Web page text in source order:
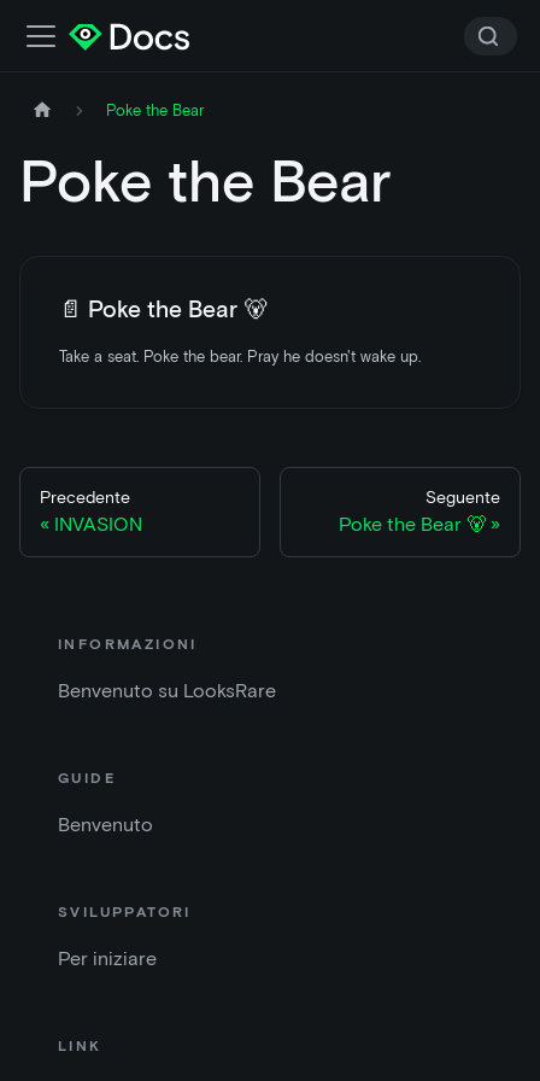
Poke the Bear
Poke the Bear
📄️ Poke the Bear 🐻
Take a seat. Poke the bear. Pray he doesn't wake up.
Precedente
INVASION
Seguente
Poke the Bear 🐻
INFORMAZIONI
Benvenuto su LooksRare
GUIDE
Benvenuto
SVILUPPATORI
Per iniziare
LINK